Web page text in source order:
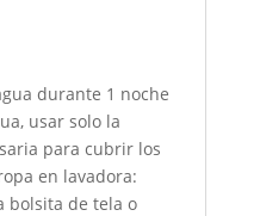
durante 1 noche
usar solo la
para cubrir los
en lavadora:
bolsita de tela o